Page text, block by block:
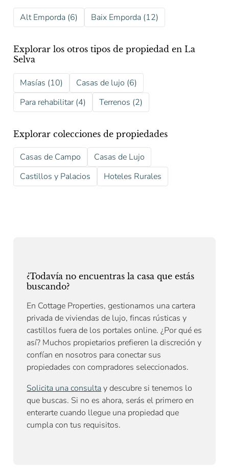
Alt Emporda (6) Baix Emporda (12)
Explorar los otros tipos de propiedad en La
Selva
Masías (10)
Casas de lujo (6)
Para rehabilitar (4)
Terrenos (2)
Explorar colecciones de propiedades
Casas de Campo
Casas de Lujo
Castillos y Palacios
Hoteles Rurales
¿Todavía no encuentras la casa que estás
buscando?
En Cottage Properties, gestionamos una cartera
privada de viviendas de lujo, fincas rústicas y
castillos fuera de los portales online. ¿Por qué es
así? Muchos propietarios prefieren la discreción y
confían en nosotros para conectar sus
propiedades con compradores seleccionados.
Solicita una consulta y descubre si tenemos lo
que buscas. Si no es ahora, serás el primero en
enterarte cuando llegue una propiedad que
cumpla con tus requisitos.